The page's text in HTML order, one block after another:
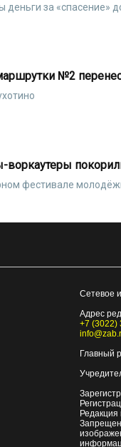
за «спасение»
№2
воркаутеры
фестивале
Сетевое
Адрес
+7 (3022)
Главный